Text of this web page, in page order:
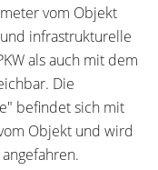
vom Objekt
infrastrukturelle
als auch mit dem
Die
befindet sich mit
Objekt und wird